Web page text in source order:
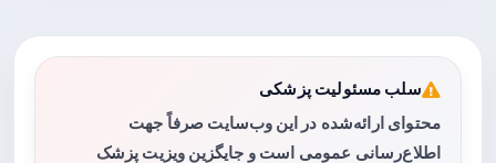
سلب مسئولیت پزشکی
محتوای ارائه‌شده در این وب‌سایت صرفاً جهت
اطلاع‌رسانی عمومی است و جایگزین ویزیت پزشک